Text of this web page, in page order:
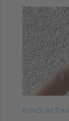
RUND UM'S